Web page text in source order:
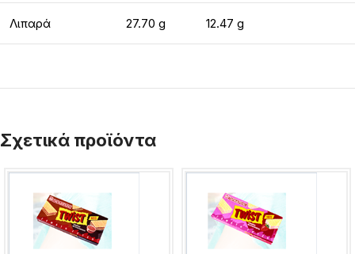
Λιπαρά 27.70 g 12.47 g
Σχετικά προϊόντα